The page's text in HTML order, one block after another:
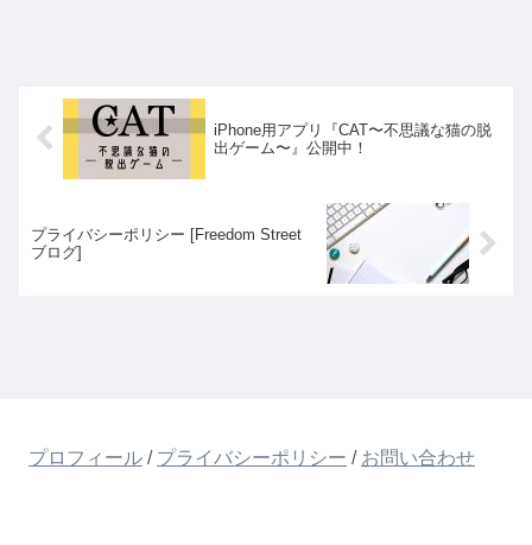
iPhone用アプリ『CAT〜不思議な猫の脱
出ゲーム〜』公開中！
プライバシーポリシー [Freedom Street
ブログ]
プロフィール / プライバシーポリシー / お問い合わせ